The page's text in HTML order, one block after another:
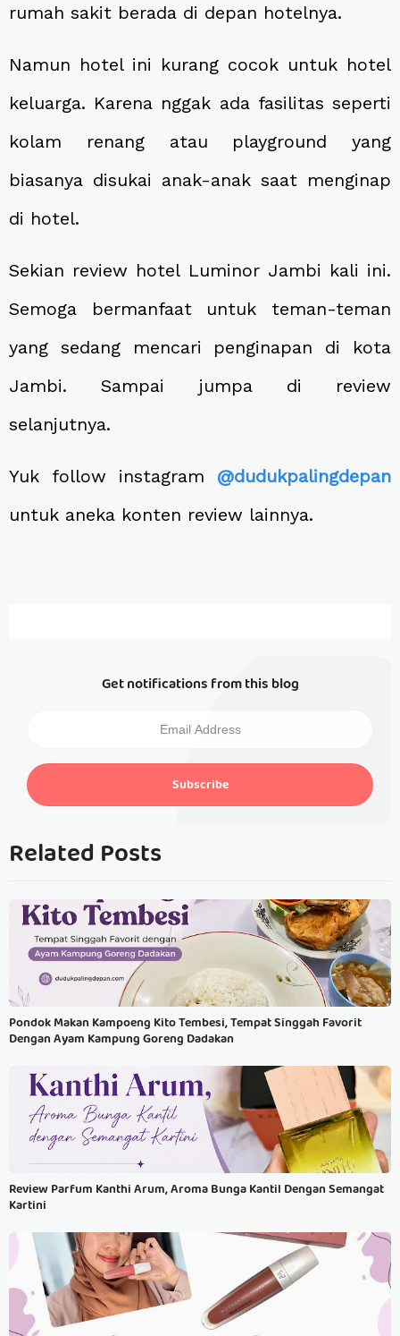
rumah sakit berada di depan hotelnya.
Namun hotel ini kurang cocok untuk hotel
keluarga. Karena nggak ada fasilitas seperti
kolam renang atau playground yang
biasanya disukai anak-anak saat menginap
di hotel.
Sekian review hotel Luminor Jambi kali ini.
Semoga bermanfaat untuk teman-teman
yang sedang mencari penginapan di kota
Jambi. Sampai jumpa di review
selanjutnya.
Yuk follow instagram @dudukpalingdepan
untuk aneka konten review lainnya.
Get notifications from this blog
Subscribe
Related Posts
Pondok Makan Kampoeng Kito Tembesi, Tempat Singgah Favorit
Dengan Ayam Kampung Goreng Dadakan
Review Parfum Kanthi Arum, Aroma Bunga Kantil Dengan Semangat
Kartini